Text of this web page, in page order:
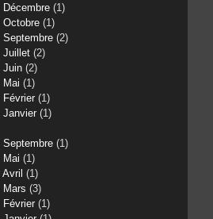
Décembre (1)
Octobre (1)
Septembre (2)
Juillet (2)
Juin (2)
Mai (1)
Février (1)
Janvier (1)
Septembre (1)
Mai (1)
Avril (1)
Mars (3)
Février (1)